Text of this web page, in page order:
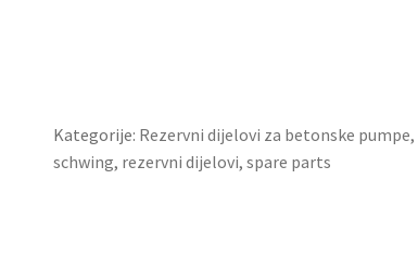
Kategorije: Rezervni dijelovi za betonske pumpe,
schwing, rezervni dijelovi, spare parts